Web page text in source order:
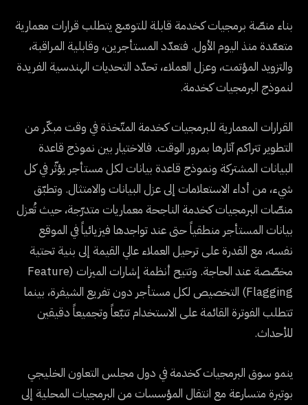
بناء منصّة برمجيات كخدمة قابلة للتوسّع يتطلب قرارات معمارية
متعمّدة منذ اليوم الأول. فتعدّد المستأجرين، وقابلية المراقبة،
والتزويد المؤتمت، وعزل العملاء، تحدّد التحديات الهندسية الفريدة
لنموذج البرمجيات كخدمة.
القرارات المعمارية للبرمجيات كخدمة المتّخذة في وقت مبكّر من
التطوير تتراكم آثارها بمرور الوقت. فالاختيار بين نموذج قاعدة
البيانات المشتركة ونموذج قاعدة بيانات لكل مستأجر يؤثّر في كل
شيء، من أداء الاستعلامات إلى عزل البيانات والامتثال. وتطبّق
منصّات البرمجيات كخدمة الناجحة معماريات متدرّجة، حيث تُعزل
بيانات المستأجر منطقياً حتى عند تواجدها فيزيائياً في الموقع
نفسه، مع القدرة على ترحيل العملاء عالي القيمة إلى بنية تحتية
مخصّصة عند الحاجة. وتتيح أنظمة إشارات الميزات (Feature
Flagging) التخصيص لكل مستأجر دون تفريع الشيفرة، بينما
تتطلب الفوترة القائمة على الاستخدام تتبّعاً وتجميعاً دقيقين
للأحداث.
ينمو سوق البرمجيات كخدمة في دول مجلس التعاون الخليجي
بوتيرة متسارعة مع انتقال المؤسسات من البرمجيات المحلية إلى